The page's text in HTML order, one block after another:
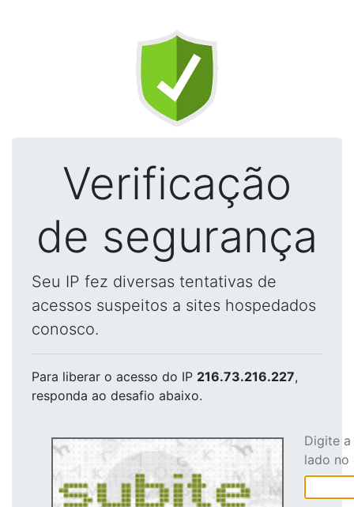
Verificação
de segurança
Seu IP fez diversas tentativas de
acessos suspeitos a sites hospedados
conosco.
Para liberar o acesso do IP 216.73.216.227,
responda ao desafio abaixo.
Digite
lado no